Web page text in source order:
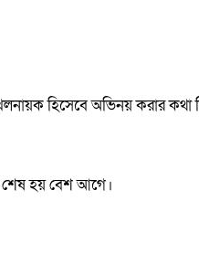
হিসেবে অভিনয় করার কথা
শেষ হয় বেশ আগে।